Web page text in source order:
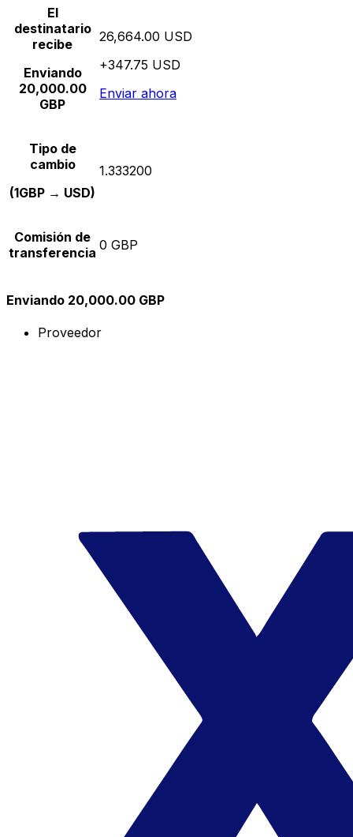
El
destinatario
recibe
Enviando
20,000.00
GBP
26,664.00 USD
+347.75 USD
Enviar ahora
Tipo de
cambio
(1GBP → USD)
1.333200
Comisión de
transferencia 0 GBP
Enviando 20,000.00 GBP
Proveedor